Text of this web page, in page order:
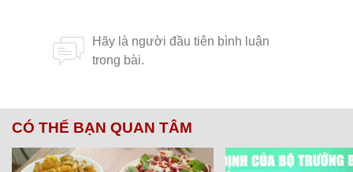
CÓ THỂ BẠN QUAN TÂM